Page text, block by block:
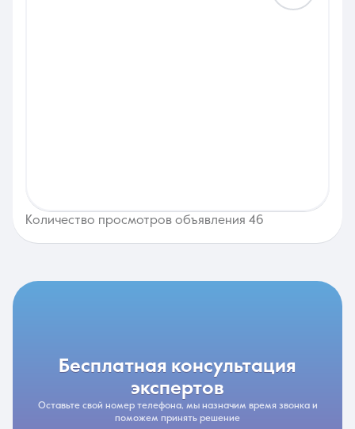
Количество просмотров объявления 46
бесплатная консультация
экспертов
Оставьте свой номер телефона, мы назначим время звонка и
поможем принять решение